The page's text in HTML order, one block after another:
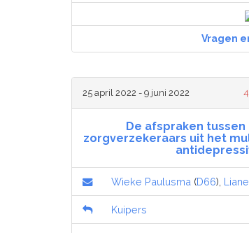
Vragen
25 april 2022 - 9 juni 2022
De afspraken
zorgverzekeraars uit het
Wieke Paulusma (D66),
Kuipers